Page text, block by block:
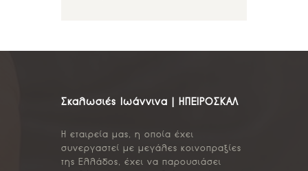
Σκαλωσιές Ιωάννινα | ΗΠΕΙΡΟΣΚΑΛ
Η εταιρεία μας, η οποία έχει
συνεργαστεί με μεγάλες κοινοπραξίες
της Ελλάδος, έχει να παρουσιάσει